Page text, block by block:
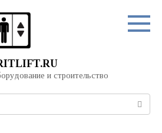
и строительство